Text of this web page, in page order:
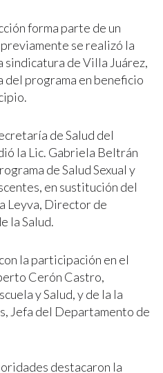
forma parte de un
se realizó la
sindicatura de Villa Juárez,
del programa en beneficio
de Salud del
la Lic. Gabriela Beltrán
de Salud Sexual y
en sustitución del
Leyva, Director de
la Salud.
la participación en el
Cerón Castro,
y Salud, y de la la
Jefa del Departamento de
destacaron la